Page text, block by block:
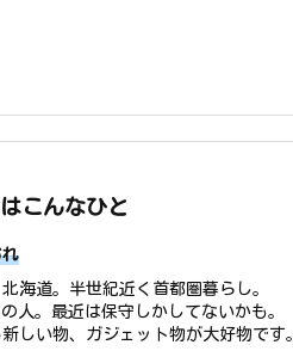
こんなひと
海道。半世紀近く首都圏暮らし。
人。最近は保守しかしてないかも。
しい物、ガジェット物が大好物です。